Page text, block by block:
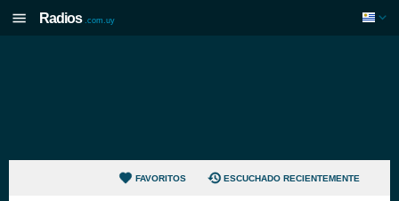
Radios .com.uy
FAVORITOS ESCUCHADO RECIENTEMENTE